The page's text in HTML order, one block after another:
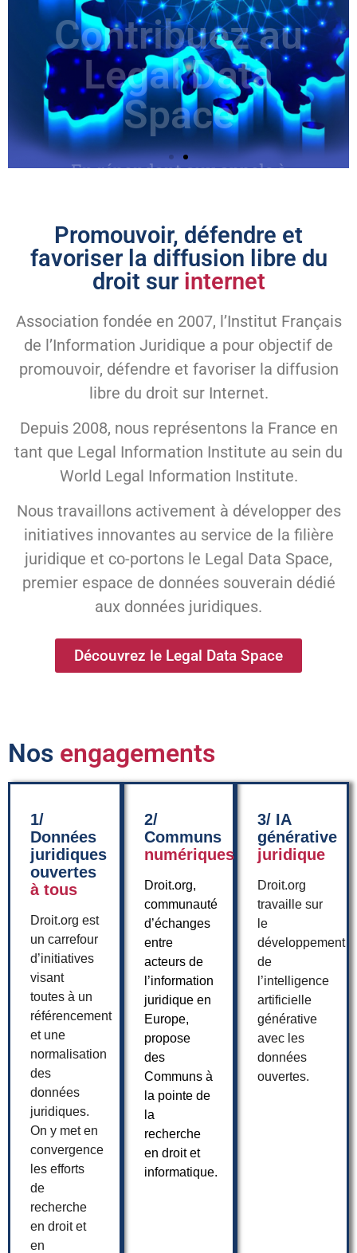
missions
Consulter
Promouvoir, défendre et
favoriser la diffusion libre du
droit sur internet
Association fondée en 2007, l’Institut Français
de l’Information Juridique a pour objectif de
promouvoir, défendre et favoriser la diffusion
libre du droit sur Internet.
Depuis 2008, nous représentons la France en
tant que Legal Information Institute au sein du
World Legal Information Institute.
Nous travaillons activement à développer des
initiatives innovantes au service de la filière
juridique et co-portons le Legal Data Space,
premier espace de données souverain dédié
aux données juridiques.
Découvrez le Legal Data Space
Nos engagements
1/
Données
juridiques
ouvertes
à tous
Droit.org est
un carrefour
d’initiatives
visant
toutes à un
référencement
et une
normalisation
des
données
juridiques.
On y met en
convergence
les efforts
de
recherche
en droit et
en
2/
Communs
numériques
Droit.org,
communauté
d’échanges
entre
acteurs de
l’information
juridique en
Europe,
propose
des
Communs à
la pointe de
la
recherche
en droit et
informatique.
3/ IA
générative
juridique
Droit.org
travaille sur
le
développement
de
l’intelligence
artificielle
générative
avec les
données
ouvertes.